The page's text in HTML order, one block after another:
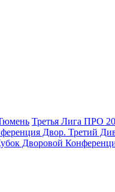
Третья Лига ПРО
Двор. Третий
Дворовой